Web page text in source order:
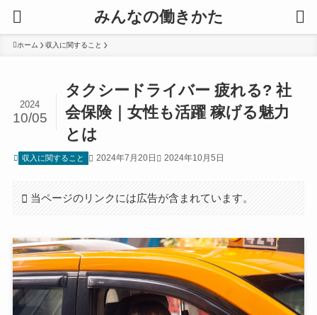
みんなの働きかた
ホーム 収入に関すること
タクシードライバー 疲れる? 社
会保険｜女性も活躍 稼げる魅力
とは
2024
10/05
収入に関すること 2024年7月20日 2024年10月5日
当ページのリンクには広告が含まれています。